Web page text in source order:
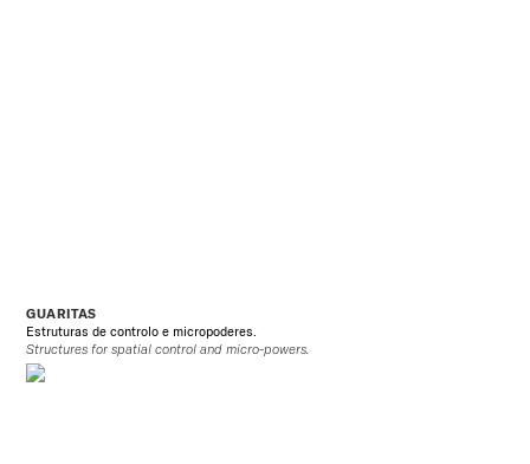
GUARITAS
Estruturas de controlo e micropoderes.
Structures for spatial control and micro-powers.